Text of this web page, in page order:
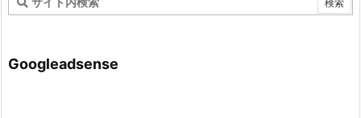
Googleadsense